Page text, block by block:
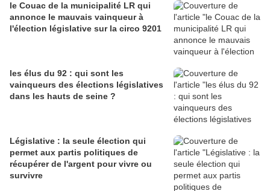
le Couac de la municipalité LR qui
annonce le mauvais vainqueur à
l'élection législative sur la circo 9201
les élus du 92 : qui sont les
vainqueurs des élections législatives
dans les hauts de seine ?
Législative : la seule élection qui
permet aux partis politiques de
récupérer de l'argent pour vivre ou
survivre